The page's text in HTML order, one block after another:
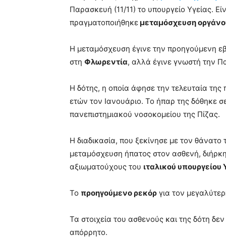
Παρασκευή (11/11) το υπουργείο Υγείας.
πραγματοποιήθηκεμεταμόσχευση
Η μεταμόσχευση έγινε την προηγούμενη
στη Φλωρεντία, αλλά έγινε γνωστή την
Η δότης, η οποία άφησε την τελευταία
ετών τον Ιανουάριο. Το ήπαρ της δόθηκε
πανεπιστημιακού νοσοκομείου της Πίζας.
Η διαδικασία, που ξεκίνησε με τον
μεταμόσχευση ήπατος στον ασθενή,
αξιωματούχους του ιταλικού υπουργείου
Το προηγούμενο ρεκόρ για τον
Τα στοιχεία του ασθενούς και της δότη
απόρρητο.